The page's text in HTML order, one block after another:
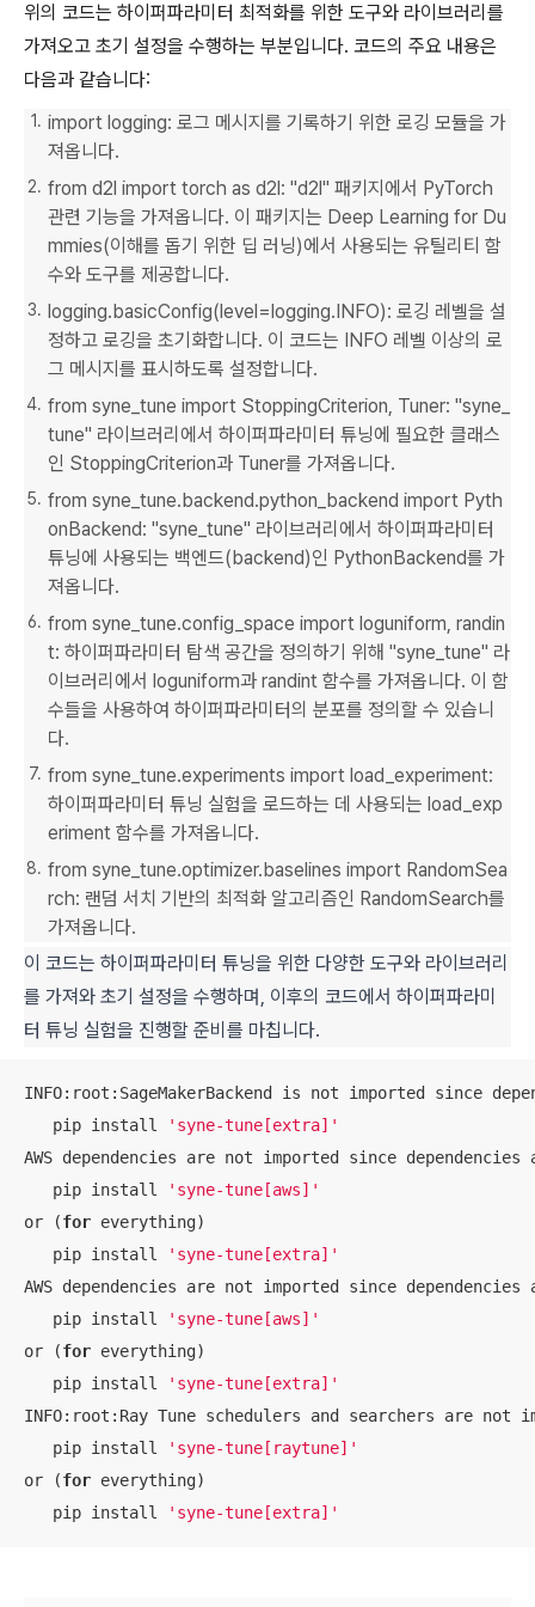
위의 코드는 하이퍼파라미터 최적화를 위한 도구와 라이브러리를
가져오고 초기 설정을 수행하는 부분입니다. 코드의 주요 내용은
다음과 같습니다:
import logging: 로그 메시지를 기록하기 위한 로깅 모듈을 가
져옵니다.
from d2l import torch as d2l: "d2l" 패키지에서 PyTorch
관련 기능을 가져옵니다. 이 패키지는 Deep Learning for Du
mmies(이해를 돕기 위한 딥 러닝)에서 사용되는 유틸리티 함
수와 도구를 제공합니다.
logging.basicConfig(level=logging.INFO): 로깅 레벨을 설
정하고 로깅을 초기화합니다. 이 코드는 INFO 레벨 이상의 로
그 메시지를 표시하도록 설정합니다.
from syne_tune import StoppingCriterion, Tuner: "syne_
tune" 라이브러리에서 하이퍼파라미터 튜닝에 필요한 클래스
인 StoppingCriterion과 Tuner를 가져옵니다.
from syne_tune.backend.python_backend import Pyth
onBackend: "syne_tune" 라이브러리에서 하이퍼파라미터
튜닝에 사용되는 백엔드(backend)인 PythonBackend를 가
져옵니다.
from syne_tune.config_space import loguniform, randin
t: 하이퍼파라미터 탐색 공간을 정의하기 위해 "syne_tune" 라
이브러리에서 loguniform과 randint 함수를 가져옵니다. 이 함
수들을 사용하여 하이퍼파라미터의 분포를 정의할 수 있습니
다.
from syne_tune.experiments import load_experiment:
하이퍼파라미터 튜닝 실험을 로드하는 데 사용되는 load_exp
eriment 함수를 가져옵니다.
from syne_tune.optimizer.baselines import RandomSea
rch: 랜덤 서치 기반의 최적화 알고리즘인 RandomSearch를
가져옵니다.
이 코드는 하이퍼파라미터 튜닝을 위한 다양한 도구와 라이브러리
를 가져와 초기 설정을 수행하며, 이후의 코드에서 하이퍼파라미
터 튜닝 실험을 진행할 준비를 마칩니다.
INFO:root:SageMakerBackend is not imported since
   pip install
'syne-tune[extra]'
AWS dependencies are not imported since
   pip install
'syne-tune[aws]'
or (for everything)
   pip install
'syne-tune[extra]'
AWS dependencies are not imported since
   pip install
'syne-tune[aws]'
or (for everything)
   pip install
'syne-tune[extra]'
INFO:root:Ray Tune schedulers and searchers are
   pip install
'syne-tune[raytune]'
or (for everything)
   pip install
'syne-tune[extra]'